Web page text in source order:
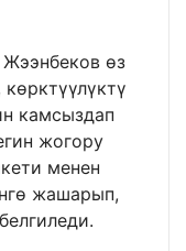
өз
камсыздап
жогору
менен
жашарып,